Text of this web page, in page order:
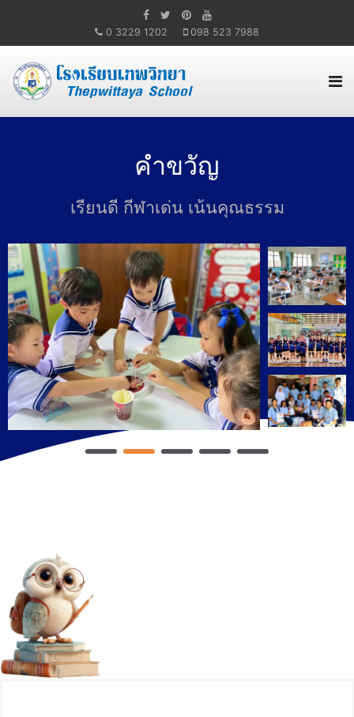
0 3229 1202 098 523 7988
คำขวัญ
เรียนดี กีฬาเด่น เน้นคุณธรรม